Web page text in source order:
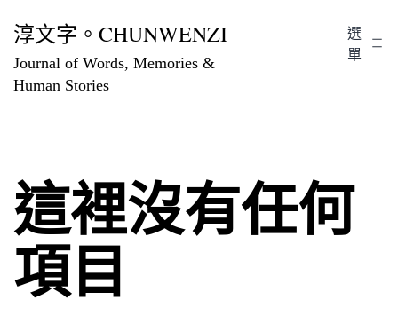
至
主
淳文字。CHUNWENZI
Journal of Words, Memories &
Human Stories
選
單
這裡沒有任何
項目